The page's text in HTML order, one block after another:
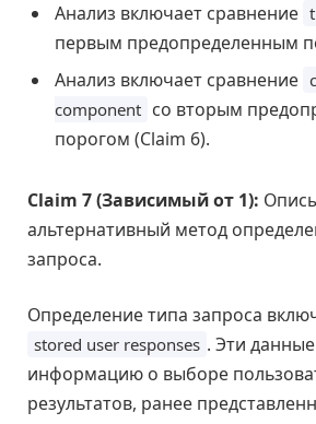
Анализ включает сравнение
первым предопределенным
Анализ включает сравнение
component со вторым
порогом (Claim 6).
Claim 7 (Зависимый от 1):
альтернативный метод
запроса.
Определение типа запроса
stored user responses . Эти
информацию о выборе
результатов, ранее